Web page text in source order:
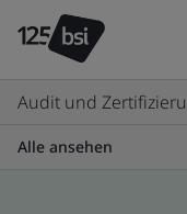
Audit und
Alle ansehen